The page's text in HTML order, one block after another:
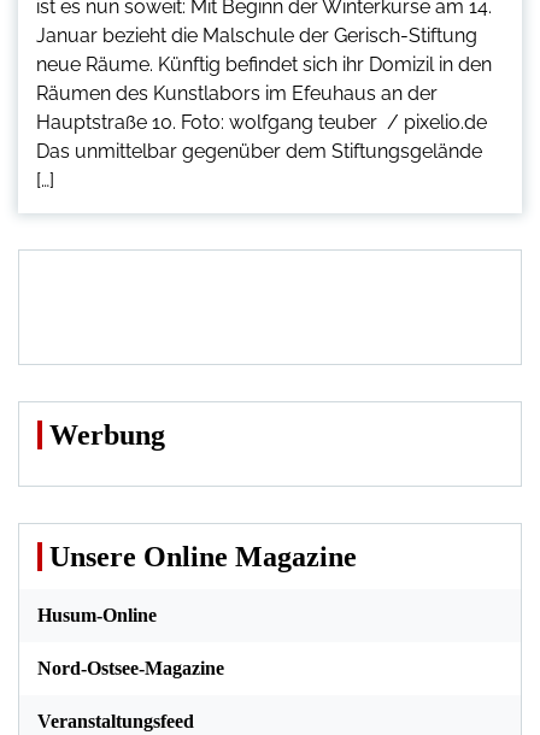
ist es nun soweit: Mit Beginn der Winterkurse am 14.
Januar bezieht die Malschule der Gerisch-Stiftung
neue Räume. Künftig befindet sich ihr Domizil in den
Räumen des Kunstlabors im Efeuhaus an der
Hauptstraße 10. Foto: wolfgang teuber / pixelio.de
Das unmittelbar gegenüber dem Stiftungsgelände
[…]
Werbung
Unsere Online Magazine
Husum-Online
Nord-Ostsee-Magazine
Veranstaltungsfeed